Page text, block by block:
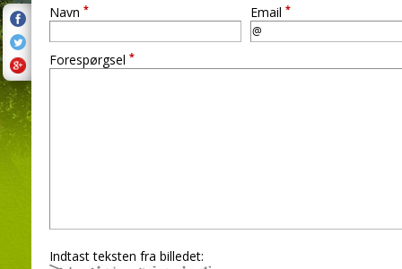
Navn * Email *
Forespørgsel *
Indtast teksten fra billedet: